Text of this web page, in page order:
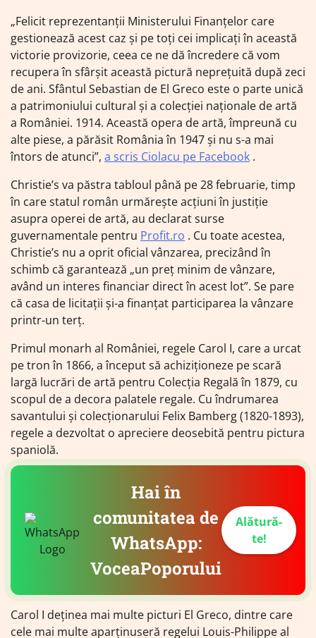
„Felicit reprezentanții Ministerului Finanțelor care
gestionează acest caz și pe toți cei implicați în această
victorie provizorie, ceea ce ne dă încredere că vom
recupera în sfârșit această pictură neprețuită după zeci
de ani. Sfântul Sebastian de El Greco este o parte unică
a patrimoniului cultural și a colecției naționale de artă
a României. 1914. Această opera de artă, împreună cu
alte piese, a părăsit România în 1947 și nu s-a mai
întors de atunci”, a scris Ciolacu pe Facebook .
Christie’s va păstra tabloul până pe 28 februarie, timp
în care statul român urmărește acțiuni în justiție
asupra operei de artă, au declarat surse
guvernamentale pentru Profit.ro . Cu toate acestea,
Christie’s nu a oprit oficial vânzarea, precizând în
schimb că garantează „un preț minim de vânzare,
având un interes financiar direct în acest lot”. Se pare
că casa de licitații și-a finanțat participarea la vânzare
printr-un terț.
Primul monarh al României, regele Carol I, care a urcat
pe tron ​​în 1866, a început să achiziționeze pe scară
largă lucrări de artă pentru Colecția Regală în 1879, cu
scopul de a decora palatele regale. Cu îndrumarea
savantului și colecționarului Felix Bamberg (1820-1893),
regele a dezvoltat o apreciere deosebită pentru pictura
spaniolă.
Hai în
comunitatea de
WhatsApp:
VoceaPoporului
Alătură-
te!
Carol I deținea mai multe picturi El Greco, dintre care
cele mai multe aparținuseră regelui Louis-Philippe al